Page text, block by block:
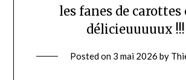
les fanes de carottes
délicieuuuuux !!!
Posted on 3 mai 2026 by